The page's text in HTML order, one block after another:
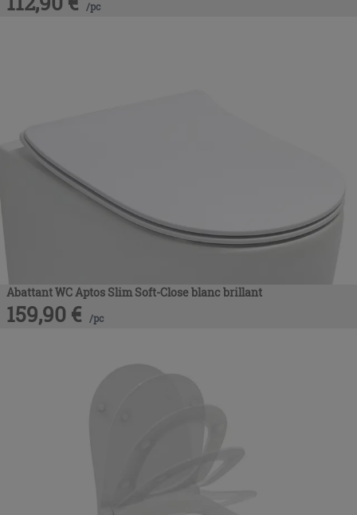
/pc
Abattant WC Aptos Slim Soft-Close blanc brillant
159,90 € /pc